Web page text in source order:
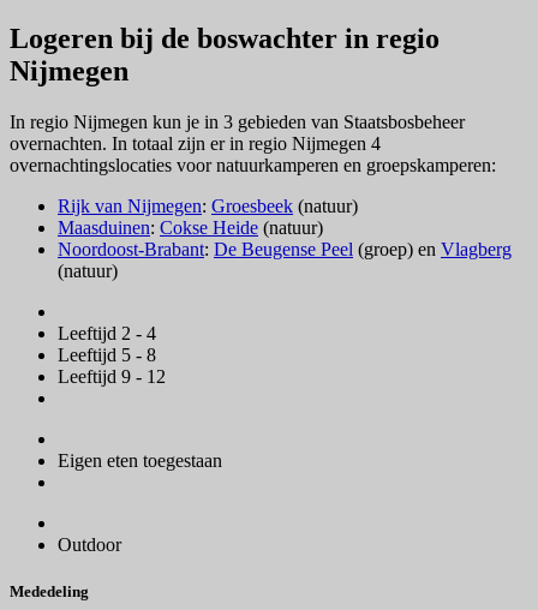
Logeren bij de boswachter in regio
Nijmegen
In regio Nijmegen kun je in 3 gebieden van Staatsbosbeheer
overnachten. In totaal zijn er in regio Nijmegen 4
overnachtingslocaties voor natuurkamperen en groepskamperen:
Rijk van Nijmegen: Groesbeek (natuur)
Maasduinen: Cokse Heide (natuur)
Noordoost-Brabant: De Beugense Peel (groep) en Vlagberg
(natuur)
Leeftijd 2 - 4
Leeftijd 5 - 8
Leeftijd 9 - 12
Eigen eten toegestaan
Outdoor
Mededeling